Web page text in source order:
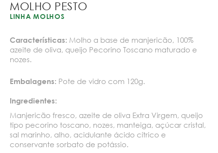
MOLHO PESTO
LINHA MOLHOS
Características: Molho a base de manjericão, 100%
azeite de oliva, queijo Pecorino Toscano maturado e
nozes.
Embalagens: Pote de vidro com 120g.
Ingredientes:
Manjericão fresco, azeite de oliva Extra Virgem, queijo
tipo pecorino toscano, nozes, manteiga, açúcar cristal,
sal marinho, alho, acidulante ácido cítrico e
conservante sorbato de potássio.